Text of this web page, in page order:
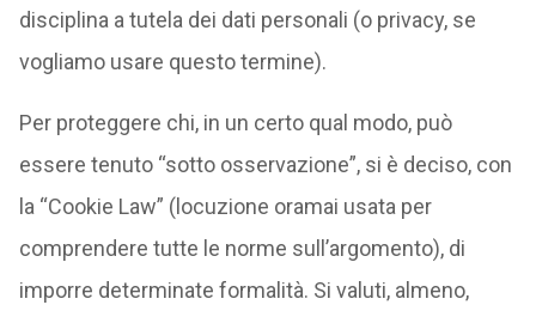
disciplina a tutela dei dati personali (o privacy, se
vogliamo usare questo termine).
Per proteggere chi, in un certo qual modo, può
essere tenuto “sotto osservazione”, si è deciso, con
la “Cookie Law” (locuzione oramai usata per
comprendere tutte le norme sull’argomento), di
imporre determinate formalità. Si valuti, almeno,